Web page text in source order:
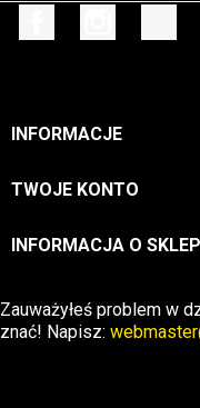
INFORMACJE
TWOJE KONTO
INFORMACJA O
Zauważyłeś problem w
znać! Napisz: